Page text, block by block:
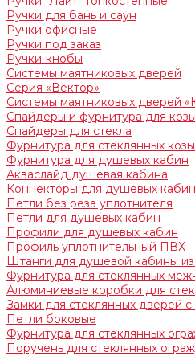
Ручки для бань и саун
Ручки офисные
Ручки под заказ
Ручки-кнобы
Системы маятниковых дверей
Серия «Вектор»
Системы маятниковых дверей
Спайдеры и фурнитура для
Спайдеры для стекла
Фурнитура для стеклянных
Фурнитура для душевых кабин
Акваслайд душевая кабина
Коннекторы для душевых кабин
Петли без реза уплотнителя
Петли для душевых кабин
Профили для душевых кабин
Профиль уплотнительный ПВХ
Штанги для душевой кабины из
Фурнитура для стеклянных
Алюминиевые коробки для
Замки для стеклянных дверей
Петли боковые
Фурнитура для стеклянных
Поручень для стеклянных